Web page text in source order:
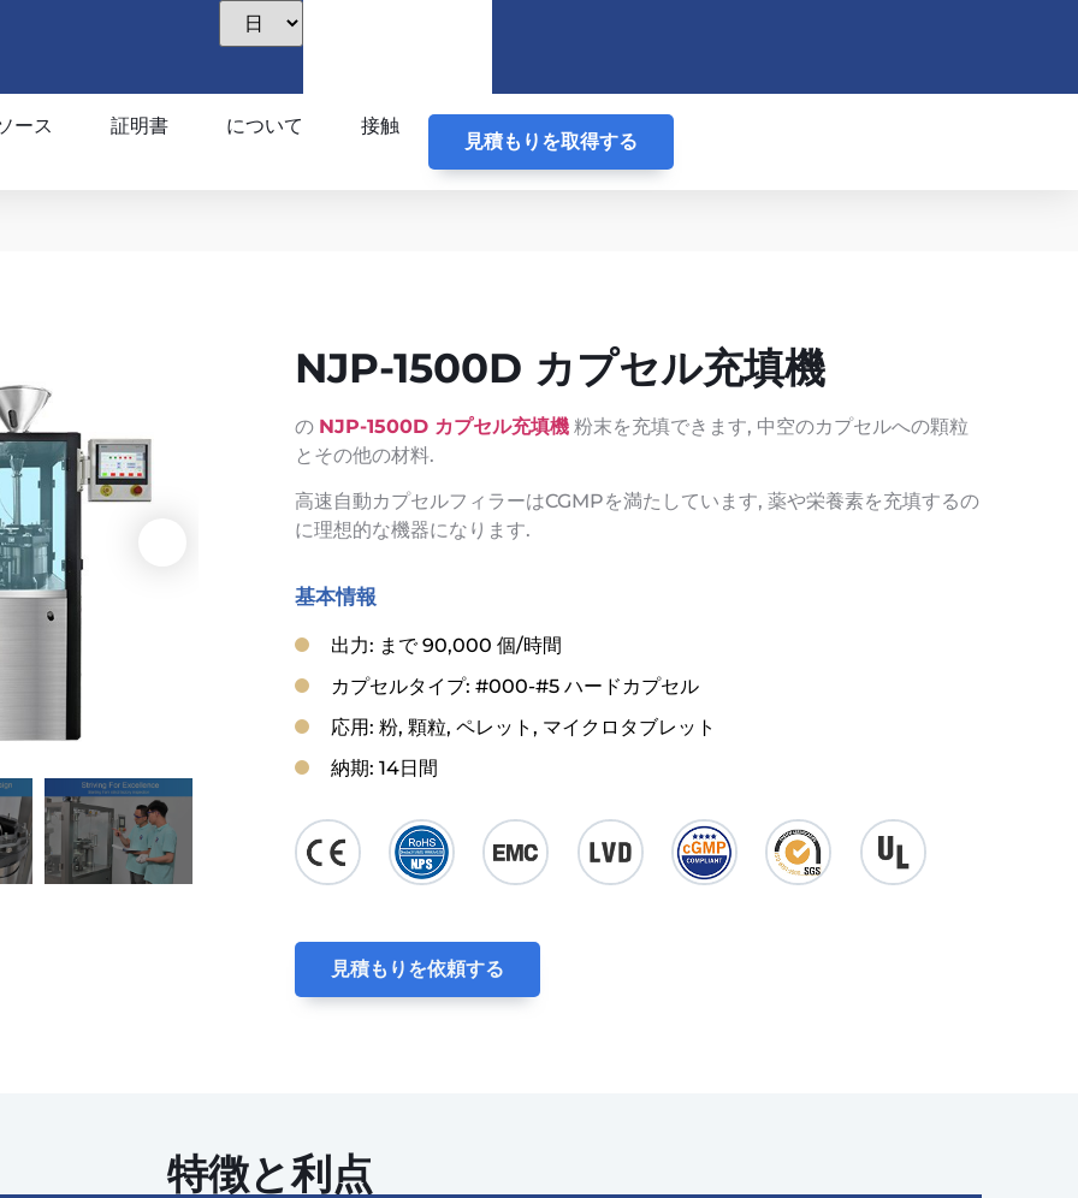
ース 証明書 について 接触
見積もりを取得する
NJP-1500D カプセル充填機
の NJP-1500D カプセル充填機粉末を充填できます, 中空のカプセルへの顆粒
とその他の材料.
高速自動カプセルフィラーはCGMPを満たしています, 薬や栄養素を充填するの
に理想的な機器になります.
基本情報
出力: まで 90,000 個/時間
カプセルタイプ: #000-#5 ハードカプセル
応用: 粉, 顆粒, ペレット, マイクロタブレット
納期: 14日間
見積もりを依頼する
特徴と利点